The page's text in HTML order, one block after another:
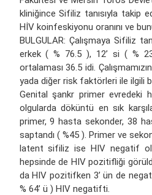
kliniğince Sifiliz tanısıyla takip
HİV koinfeskiyonu oranını ve
BULGULAR: Çalışmaya Sifiliz
erkek ( % 76.5 ), 12’ si ( %
ortalaması 36.5 idi.
yada diğer risk faktörleri ile ilgili
Genital şankr primer evredeki
olgularda döküntü en sık
primer, 9 hasta sekonder, 38
saptandı ( %45 ). Primer ve
latent sifiliz ise HIV negatif
hepsinde de HIV pozitifliği
da HIV pozitifken 3’ ün de
% 64’ ü ) HIV negatifti.